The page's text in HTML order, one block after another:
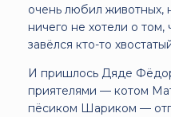
очень любил животных,
ничего не хотели о том,
завёлся кто-то
И пришлось Дяде
приятелями — котом
пёсиком Шариком —